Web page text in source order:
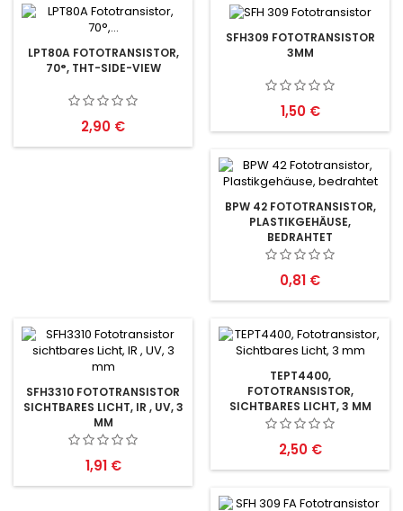
LPT80A FOTOTRANSISTOR,
70°, THT-SIDE-VIEW
Preis
2,90 €
SFH309 FOTOTRANSISTOR
3MM
Preis
1,50 €
BPW 42 FOTOTRANSISTOR,
PLASTIKGEHÄUSE,
BEDRAHTET
Preis
0,81 €
SFH3310 FOTOTRANSISTOR
SICHTBARES LICHT, IR , UV, 3
MM
Preis
1,91 €
TEPT4400,
FOTOTRANSISTOR,
SICHTBARES LICHT, 3 MM
Preis
2,50 €